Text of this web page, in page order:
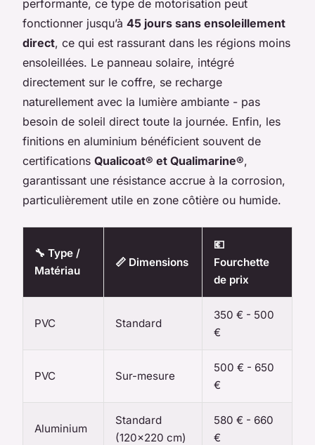
performante, ce type de motorisation peut
fonctionner jusqu’à 45 jours sans ensoleillement
direct, ce qui est rassurant dans les régions moins
ensoleillées. Le panneau solaire, intégré
directement sur le coffre, se recharge
naturellement avec la lumière ambiante - pas
besoin de soleil direct toute la journée. Enfin, les
finitions en aluminium bénéficient souvent de
certifications Qualicoat® et Qualimarine®,
garantissant une résistance accrue à la corrosion,
particulièrement utile en zone côtière ou humide.
🔧 Type /
Matériau
📏 Dimensions
💶
Fourchette
de prix
PVC Standard
350 € - 500
€
PVC Sur-mesure
500 € - 650
€
Aluminium
Standard
(120x220 cm)
580 € - 660
€